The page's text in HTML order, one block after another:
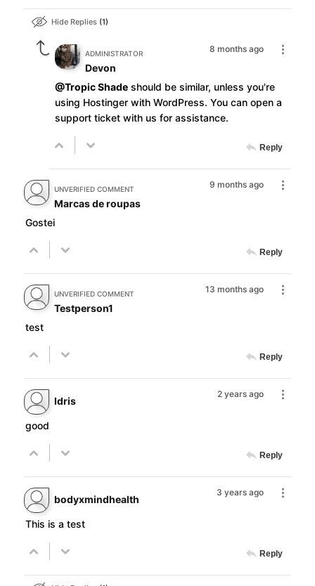
Hide Replies 1
8 months ago
ADMINISTRATOR
Devon
@Tropic Shade should be similar, unless you're
using Hostinger with WordPress. You can open a
support ticket with us for assistance.
Reply
9 months ago
UNVERIFIED COMMENT
Marcas de roupas
Gostei
Reply
13 months ago
UNVERIFIED COMMENT
Testperson1
test
Reply
2 years ago
Idris
good
Reply
3 years ago
bodyxmindhealth
This is a test
Reply